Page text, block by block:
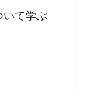
て学ぶ